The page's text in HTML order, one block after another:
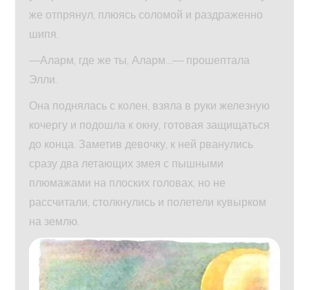
же отпрянул, плюясь соломой и раздраженно
шипя.
—Аларм, где же ты, Аларм…— прошептала
Элли.
Она поднялась с колен, взяла в руки железную
кочергу и подошла к окну, готовая защищаться
до конца. Заметив девочку, к ней рванулись
сразу два летающих змея с пышными
плюмажами на плоских головах, но не
рассчитали, столкнулись и полетели кувырком
на землю.